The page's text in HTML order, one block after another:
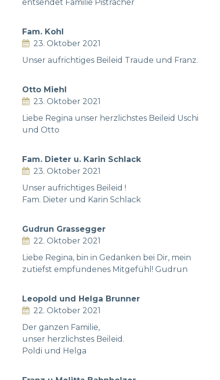
entsendet Familie Pistracher
Fam. Kohl
23. Oktober 2021
Unser aufrichtiges Beileid Traude und Franz.
Otto Miehl
23. Oktober 2021
Liebe Regina unser herzlichstes Beileid Uschi
und Otto
Fam. Dieter u. Karin Schlack
23. Oktober 2021
Unser aufrichtiges Beileid !
Fam. Dieter und Karin Schlack
Gudrun Grassegger
22. Oktober 2021
Liebe Regina, bin in Gedanken bei Dir, mein
zutiefst empfundenes Mitgefühl! Gudrun
Leopold und Helga Brunner
22. Oktober 2021
Der ganzen Familie,
unser herzlichstes Beileid.
Poldi und Helga